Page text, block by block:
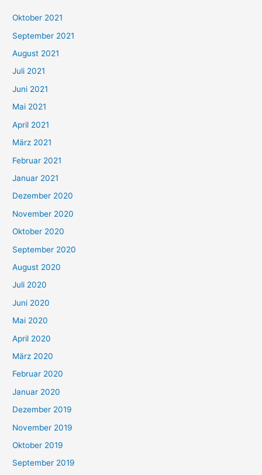
n
n
a
c
h
:
Oktober 2021
September 2021
August 2021
Juli 2021
Juni 2021
Mai 2021
April 2021
März 2021
Februar 2021
Januar 2021
Dezember 2020
November 2020
Oktober 2020
September 2020
August 2020
Juli 2020
Juni 2020
Mai 2020
April 2020
März 2020
Februar 2020
Januar 2020
Dezember 2019
November 2019
Oktober 2019
September 2019